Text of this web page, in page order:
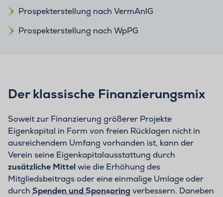
Prospekterstellung nach VermAnlG
Prospekterstellung nach WpPG
Der klassische Finanzierungsmix
Soweit zur Finanzierung größerer Projekte
Eigenkapital in Form von freien Rücklagen nicht in
ausreichendem Umfang vorhanden ist, kann der
Verein seine Eigenkapitalausstattung durch
zusätzliche Mittelwie die Erhöhung des
Mitgliedsbeitrags oder eine einmalige Umlage oder
durch Spenden und Sponsoring verbessern. Daneben